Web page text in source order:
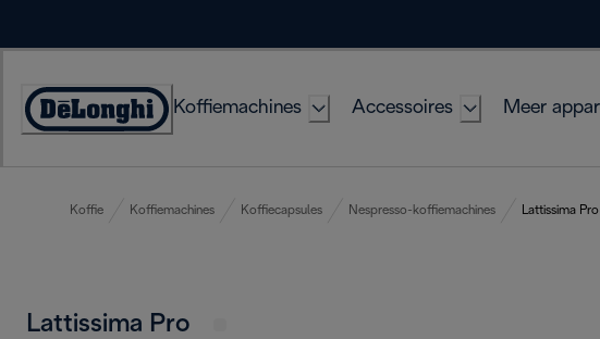
Accessibility
Koffiemachines Accessoires Meer
Koffie Koffiemachines Koffiecapsules Nespresso-koffiemachines Lattissima Pro
Lattissima Pro